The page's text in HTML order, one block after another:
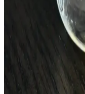
Geleneksel sütlü bayram
renkli ve çeşitli
geleneksel ve modern
Og Kozağak
Sağlık Üzerindeki
Og kozalak şurubu
doğal ve bitkisel ürünler